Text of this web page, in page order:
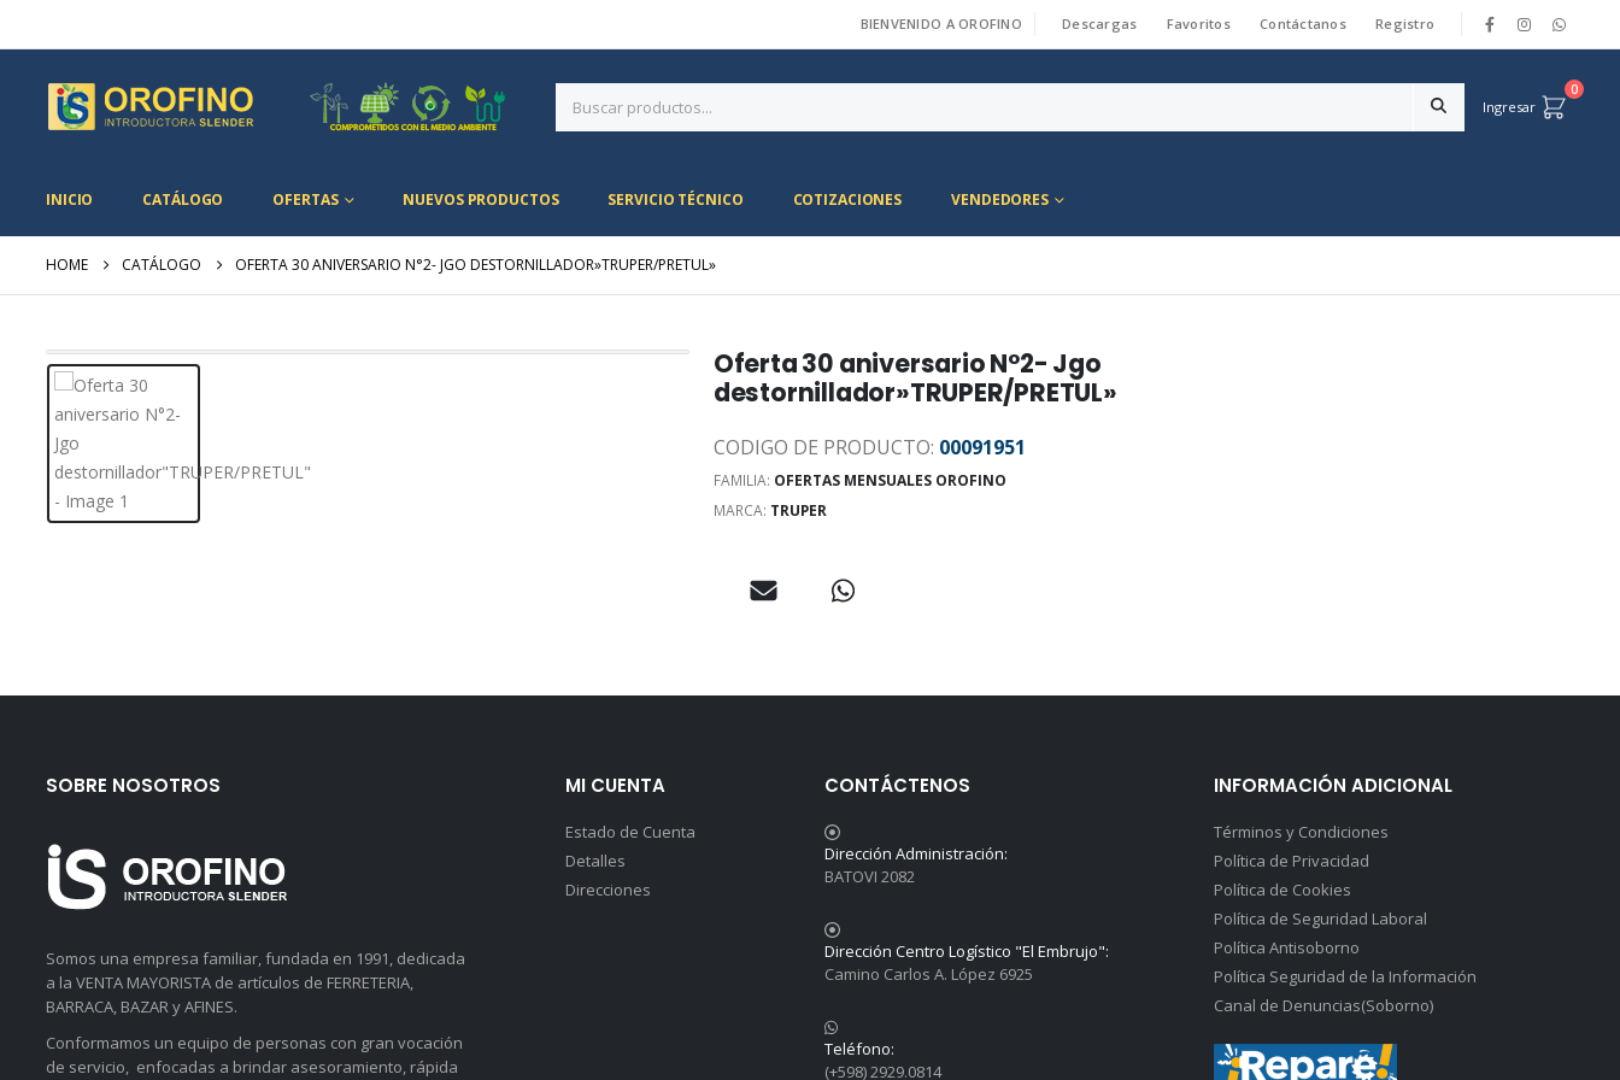
BIENVENIDO A OROFINO Descargas Favoritos Contáctanos Registro
Ingresar
0
INICIO CATÁLOGO OFERTAS NUEVOS PRODUCTOS SERVICIO TÉCNICO COTIZACIONES VENDEDORES
HOME CATÁLOGO OFERTA 30 ANIVERSARIO N°2- JGO DESTORNILLADOR»TRUPER/PRETUL»
Oferta 30 aniversario N°2- Jgo
destornillador»TRUPER/PRETUL»
CODIGO DE PRODUCTO: 00091951
FAMILIA: OFERTAS MENSUALES OROFINO
MARCA: TRUPER
SOBRE NOSOTROS
Somos una empresa familiar, fundada en 1991, dedicada
a la VENTA MAYORISTA de artículos de FERRETERIA,
BARRACA, BAZAR y AFINES.
Conformamos un equipo de personas con gran vocación
de servicio, enfocadas a brindar asesoramiento, rápida
MI CUENTA
Estado de Cuenta
Detalles
Direcciones
CONTÁCTENOS
Dirección Administración:
BATOVI 2082
Dirección Centro Logístico "El Embrujo":
Camino Carlos A. López 6925
Teléfono:
(+598) 2929.0814
INFORMACIÓN ADICIONAL
Términos y Condiciones
Política de Privacidad
Política de Cookies
Política de Seguridad Laboral
Política Antisoborno
Política Seguridad de la Información
Canal de Denuncias(Soborno)